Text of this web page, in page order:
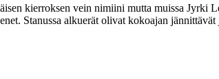
kierroksen vein nimiini mutta muissa
Stanussa alkuerät olivat kokoajan